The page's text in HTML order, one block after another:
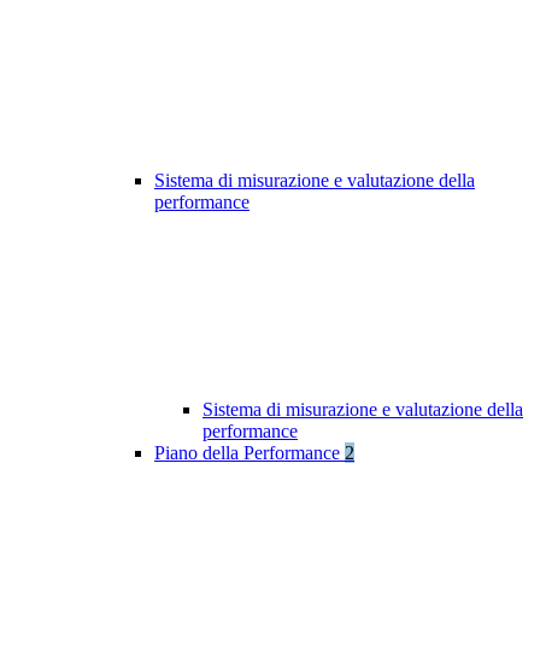
Sistema di misurazione e valutazione della
performance
Sistema di misurazione e valutazione della
performance
Piano della Performance 2